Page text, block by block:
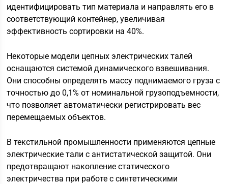
идентифицировать тип материала и направлять его в
соответствующий контейнер, увеличивая
эффективность сортировки на 40%.
Некоторые модели цепных электрических талей
оснащаются системой динамического взвешивания.
Они способны определять массу поднимаемого груза с
точностью до 0,1% от номинальной грузоподъемности,
что позволяет автоматически регистрировать вес
перемещаемых объектов.
В текстильной промышленности применяются цепные
электрические тали с антистатической защитой. Они
предотвращают накопление статического
электричества при работе с синтетическими